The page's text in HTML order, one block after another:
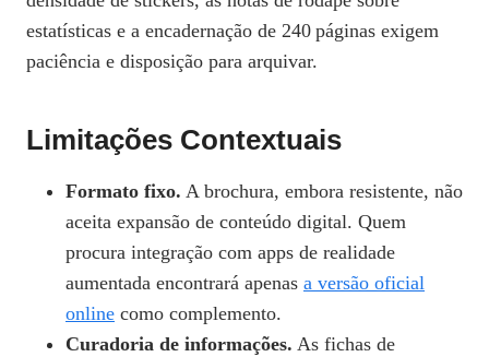
estatísticas e a encadernação de 240 páginas exigem
paciência e disposição para arquivar.
Limitações Contextuais
Formato fixo. A brochura, embora resistente, não
aceita expansão de conteúdo digital. Quem
procura integração com apps de realidade
aumentada encontrará apenas a versão oficial
online como complemento.
Curadoria de informações. As fichas de